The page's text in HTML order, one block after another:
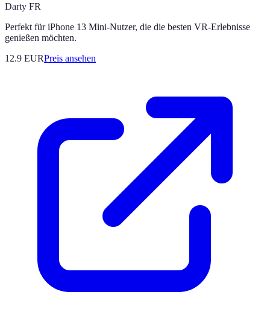
Darty FR
Perfekt für iPhone 13 Mini-Nutzer, die die besten VR-Erlebnisse
genießen möchten.
12.9 EURPreis ansehen